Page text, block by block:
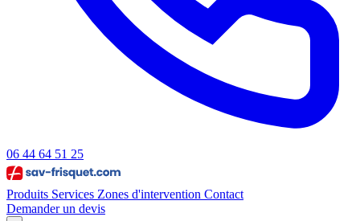
06 44 64 51 25
Produits Services Zones d'intervention Contact
Demander un devis